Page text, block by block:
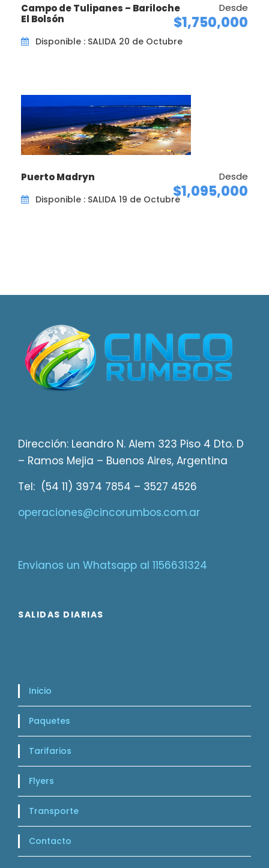
Campo de Tulipanes – Bariloche
El Bolsón
Desde
$1,750,000
Disponible : SALIDA 20 de Octubre
Puerto Madryn Desde
$1,095,000
Disponible : SALIDA 19 de Octubre
Dirección: Leandro N. Alem 323 Piso 4 Dto. D
– Ramos Mejia – Buenos Aires, Argentina
Tel: (54 11) 3974 7854 – 3527 4526
operaciones@cincorumbos.com.ar
Envianos un Whatsapp al 1156631324
SALIDAS DIARIAS
Inicio
Paquetes
Tarifarios
Flyers
Transporte
Contacto